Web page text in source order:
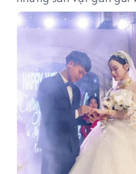
của núi rừng.